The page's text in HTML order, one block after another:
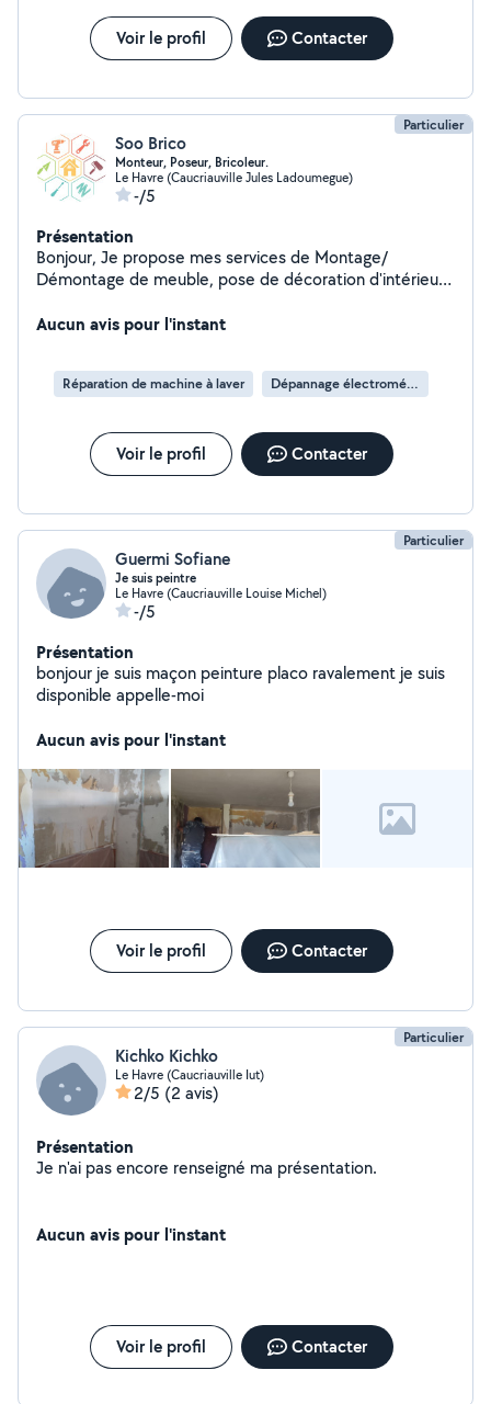
Voir le profil Contacter
Particulier
Soo Brico
Monteur, Poseur, Bricoleur.
Le Havre (Caucriauville Jules Ladoumegue)
-/5
Présentation
Bonjour, Je propose mes services de Montage/
Démontage de meuble, pose de décoration d'intérieur,
Aucun avis pour l'instant
Réparation de machine à laver Dépannage électroménager
Voir le profil Contacter
Particulier
Guermi Sofiane
Je suis peintre
Le Havre (Caucriauville Louise Michel)
-/5
Présentation
bonjour je suis maçon peinture placo ravalement je suis
disponible appelle-moi
Aucun avis pour l'instant
Voir le profil Contacter
Particulier
Kichko Kichko
Le Havre (Caucriauville Iut)
2/5 (2 avis)
Présentation
Je n'ai pas encore renseigné ma présentation.
Aucun avis pour l'instant
Voir le profil Contacter